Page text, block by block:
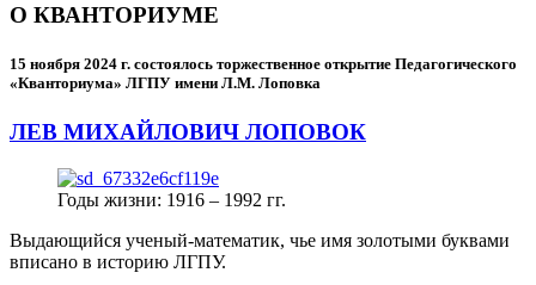
О КВАНТОРИУМЕ
15 ноября 2024 г. состоялось торжественное открытие Педагогического
«Кванториума» ЛГПУ имени Л.М. Лоповка
ЛЕВ МИХАЙЛОВИЧ ЛОПОВОК
Годы жизни: 1916 – 1992 гг.
Выдающийся ученый-математик, чье имя золотыми буквами
вписано в историю ЛГПУ.